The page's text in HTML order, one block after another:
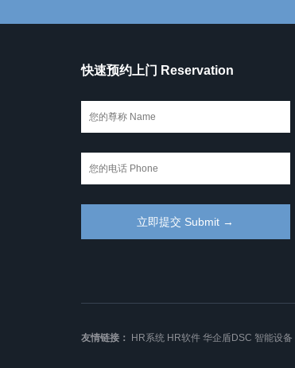
快速预约上门 Reservation
友情链接： HR系统 HR软件 华企盾DSC 智能设备